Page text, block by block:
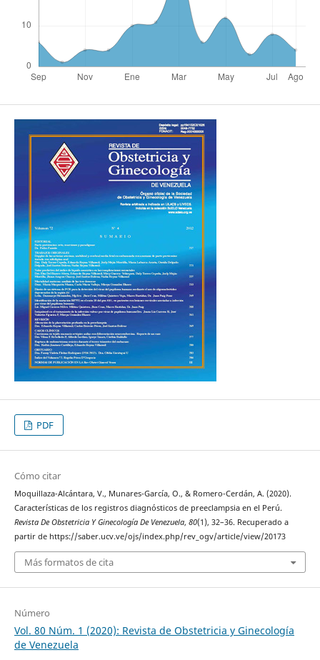
PDF
Cómo citar
Moquillaza-Alcántara, V., Munares-García, O., & Romero-Cerdán, A. (2020).
Características de los registros diagnósticos de preeclampsia en el Perú.
Revista De Obstetricia Y Ginecología De Venezuela, 80(1), 32–36. Recuperado a
partir de https://saber.ucv.ve/ojs/index.php/rev_ogv/article/view/20173
Más formatos de cita
Número
Vol. 80 Núm. 1 (2020): Revista de Obstetricia y Ginecología
de Venezuela